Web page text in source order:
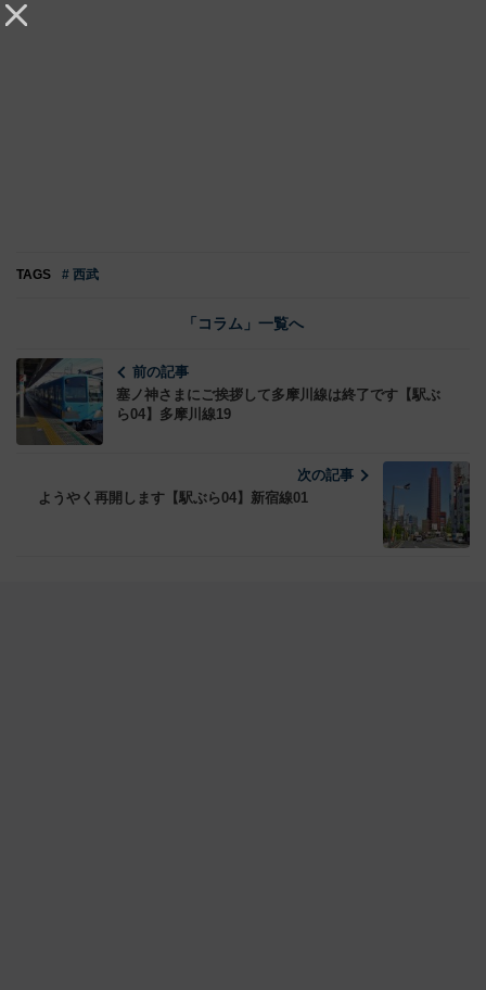
TAGS # 西武
「コラム」一覧へ
前の記事
塞ノ神さまにご挨拶して多摩川線は終了です【駅ぶ
ら04】多摩川線19
次の記事
ようやく再開します【駅ぶら04】新宿線01